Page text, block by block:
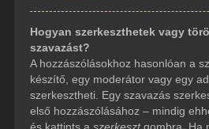
Hogyan szerkeszthetek vagy
szavazást?
A hozzászólásokhoz hasonlóan a
készítő, egy moderátor vagy egy
szerkesztheti. Egy szavazás
első hozzászólásához – mindig